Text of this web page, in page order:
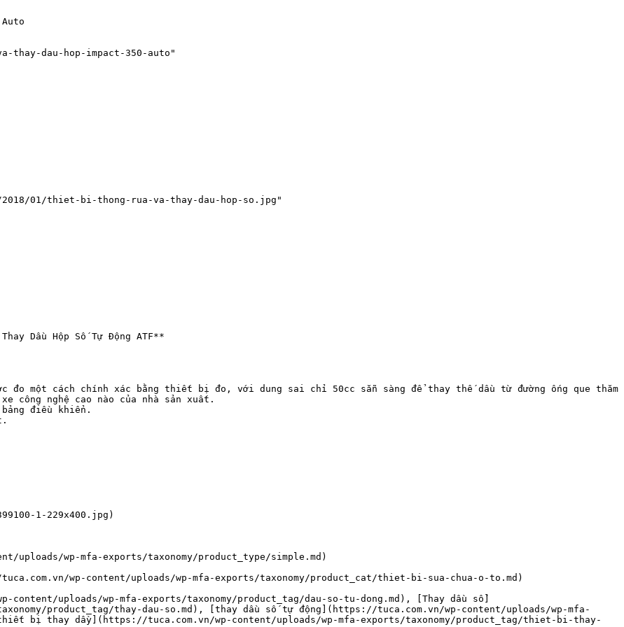
dau-hop-impact-350-auto"
01/thiet-bi-thong-rua-va-thay-dau-hop-so.jpg"
Dầu Hộp Số Tự Động ATF**
đo một cách chính xác bằng thiết bị đo, với dung sai chỉ 50cc sẵn sàng để thay thế dầu từ đường ống que thăm
công nghệ cao nào của nhà sản xuất.
điều khiển.
1-229x400.jpg)
wp-mfa-exports/taxonomy/product_type/simple.md)
wp-content/uploads/wp-mfa-exports/taxonomy/product_cat/thiet-bi-sua-chua-o-to.md)
uploads/wp-mfa-exports/taxonomy/product_tag/dau-so-tu-dong.md), [Thay dầu số]
product_tag/thay-dau-so.md), [thay dầu số tự động](https://tuca.com.vn/wp-content/uploads/wp-mfa-
bị thay dầy](https://tuca.com.vn/wp-content/uploads/wp-mfa-exports/taxonomy/product_tag/thiet-bi-thay-